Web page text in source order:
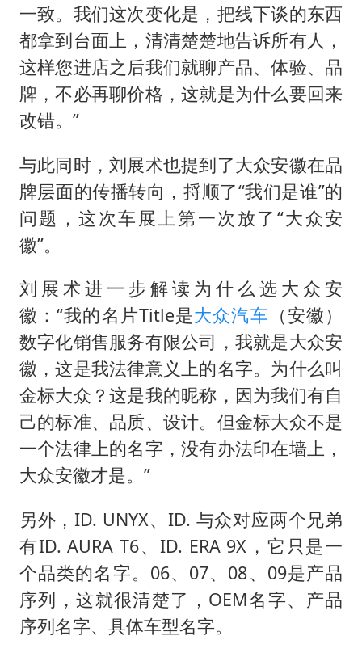
一致。我们这次变化是，把线下谈的东西
都拿到台面上，清清楚楚地告诉所有人，
这样您进店之后我们就聊产品、体验、品
牌，不必再聊价格，这就是为什么要回来
改错。”
与此同时，刘展术也提到了大众安徽在品
牌层面的传播转向，捋顺了“我们是谁”的
问题，这次车展上第一次放了“大众安
徽”。
刘展术进一步解读为什么选大众安
徽：“我的名片Title是大众汽车 （安徽）
数字化销售服务有限公司，我就是大众安
徽，这是我法律意义上的名字。为什么叫
金标大众？这是我的昵称，因为我们有自
己的标准、品质、设计。但金标大众不是
一个法律上的名字，没有办法印在墙上，
大众安徽才是。”
另外，ID. UNYX、ID. 与众对应两个兄弟
有ID. AURA T6、ID. ERA 9X，它只是一
个品类的名字。06、07、08、09是产品
序列，这就很清楚了，OEM名字、产品
序列名字、具体车型名字。